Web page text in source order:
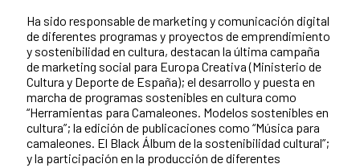
Ha sido responsable de marketing y comunicación digital
de diferentes programas y proyectos de emprendimiento
y sostenibilidad en cultura, destacan la última campaña
de marketing social para Europa Creativa (Ministerio de
Cultura y Deporte de España); el desarrollo y puesta en
marcha de programas sostenibles en cultura como
“Herramientas para Camaleones. Modelos sostenibles en
cultura”; la edición de publicaciones como “Música para
camaleones. El Black Álbum de la sostenibilidad cultural”;
y la participación en la producción de diferentes